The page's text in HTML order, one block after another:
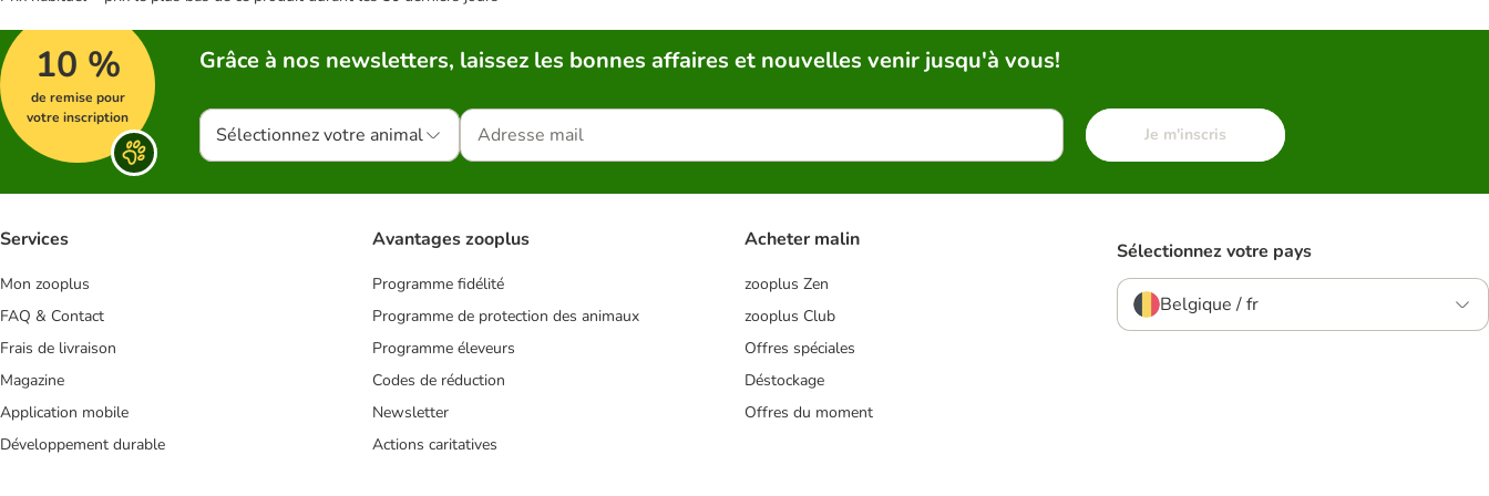
10 %
de remise pour
votre inscription
Grâce à nos newsletters, laissez les bonnes affaires et nouvelles venir jusqu'à vous!
Sélectionnez votre animal Je m'inscris
Services
Mon zooplus
FAQ & Contact
Frais de livraison
Magazine
Application mobile
Développement durable
Avantages zooplus
Programme fidélité
Programme de protection des animaux
Programme éleveurs
Codes de réduction
Newsletter
Actions caritatives
Acheter malin
zooplus Zen
zooplus Club
Offres spéciales
Déstockage
Offres du moment
Sélectionnez votre pays
Belgique / fr